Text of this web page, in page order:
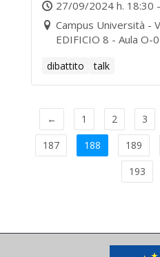
27/09/2024 h. 18:30
Campus Università -
EDIFICIO 8 - Aula O-
dibattito talk
← 1 2 3
187
188 189
193